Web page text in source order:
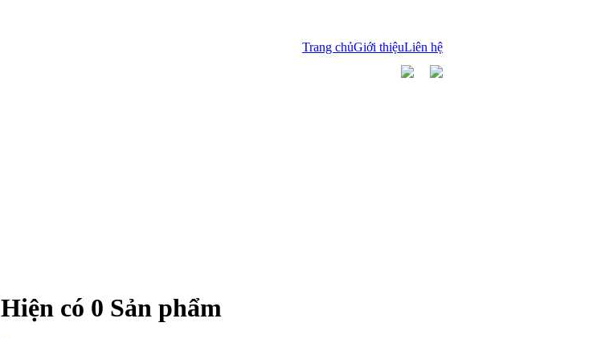
Trang chủGiới thiệuLiên hệ
Hiện có 0 Sản phẩm